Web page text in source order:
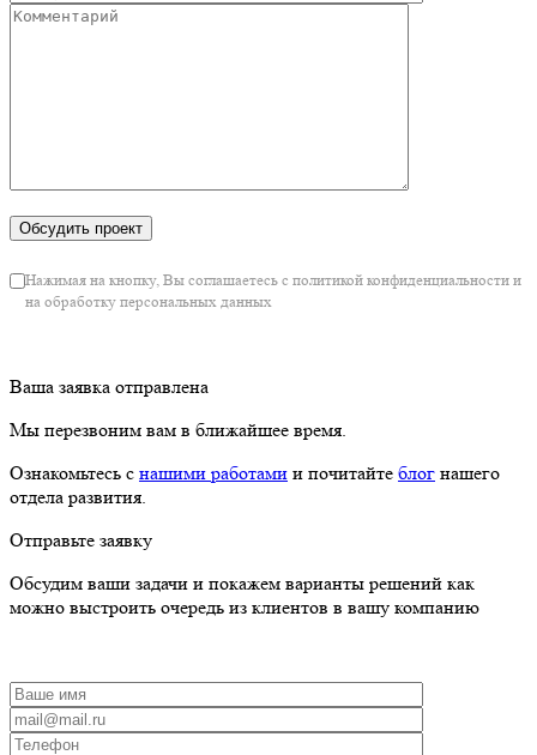
Нажимая на кнопку, Вы соглашаетесь с политикой конфиденциальности и
на обработку персональных данных
Ваша заявка отправлена
Мы перезвоним вам в ближайшее время.
Ознакомьтесь с нашими работами и почитайте блог нашего
отдела развития.
Отправьте заявку
Обсудим ваши задачи и покажем варианты решений как
можно выстроить очередь из клиентов в вашу компанию